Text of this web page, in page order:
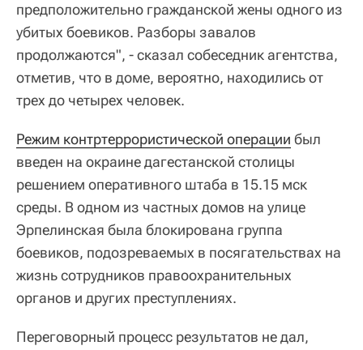
предположительно гражданской жены одного из
убитых боевиков. Разборы завалов
продолжаются", - сказал собеседник агентства,
отметив, что в доме, вероятно, находились от
трех до четырех человек.
Режим контртеррористической операции был
введен на окраине дагестанской столицы
решением оперативного штаба в 15.15 мск
среды. В одном из частных домов на улице
Эрпелинская была блокирована группа
боевиков, подозреваемых в посягательствах на
жизнь сотрудников правоохранительных
органов и других преступлениях.
Переговорный процесс результатов не дал,